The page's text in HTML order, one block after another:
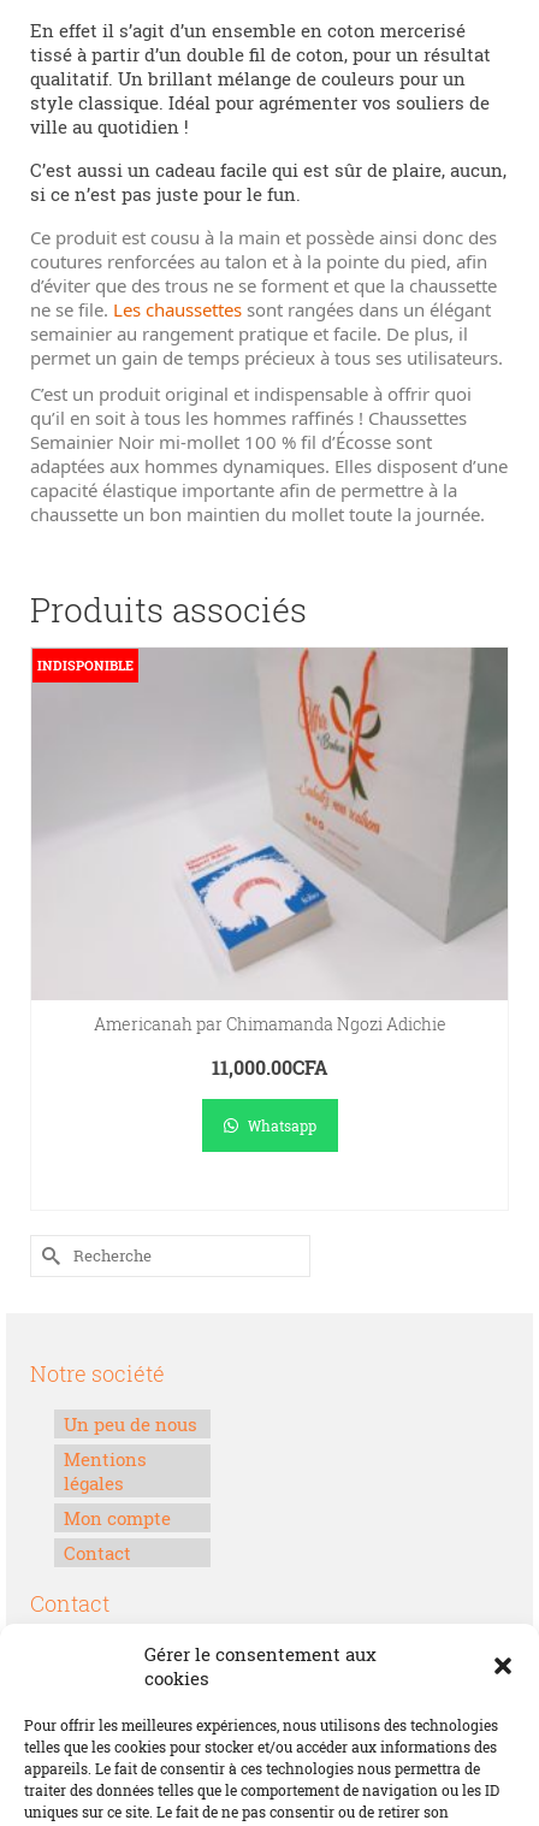
Gérer le consentement aux
cookies
Pour offrir les meilleures expériences, nous utilisons des technologies
telles que les cookies pour stocker et/ou accéder aux informations des
appareils. Le fait de consentir à ces technologies nous permettra de
traiter des données telles que le comportement de navigation ou les ID
uniques sur ce site. Le fait de ne pas consentir ou de retirer son
En effet il s’agit d’un ensemble en coton mercerisé
tissé à partir d’un double fil de coton, pour un résultat
qualitatif. Un brillant mélange de couleurs pour un
style classique. Idéal pour agrémenter vos souliers de
ville au quotidien !
C’est aussi un cadeau facile qui est sûr de plaire, aucun,
si ce n’est pas juste pour le fun.
Ce produit est cousu à la main et possède ainsi donc des
coutures renforcées au talon et à la pointe du pied, afin
d’éviter que des trous ne se forment et que la chaussette
ne se file. Les chaussettes sont rangées dans un élégant
semainier au rangement pratique et facile. De plus, il
permet un gain de temps précieux à tous ses utilisateurs.
C’est un produit original et indispensable à offrir quoi
qu’il en soit à tous les hommes raffinés ! Chaussettes
Semainier Noir mi-mollet 100 % fil d’Écosse sont
adaptées aux hommes dynamiques. Elles disposent d’une
capacité élastique importante afin de permettre à la
chaussette un bon maintien du mollet toute la journée.
Produits associés
INDISPONIBLE
Americanah par Chimamanda Ngozi Adichie
11,000.00CFA
Whatsapp
Rechercher :
Notre société
Un peu de nous
Mentions
légales
Mon compte
Contact
Contact
Boulevard Félix Houphouët-Boigny
contact@offrirdubonheur.com
Blog